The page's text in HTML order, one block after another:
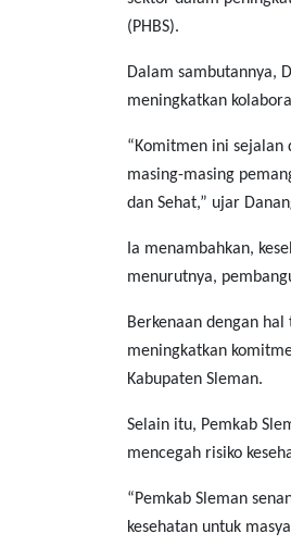
(PHBS).
Dalam sambutannya,
meningkatkan
“Komitmen ini sejalan
masing-masing
dan Sehat,” ujar
Ia menambahkan,
menurutnya,
Berkenaan dengan
meningkatkan
Kabupaten Sleman.
Selain itu, Pemkab
mencegah risiko
“Pemkab Sleman
kesehatan untuk